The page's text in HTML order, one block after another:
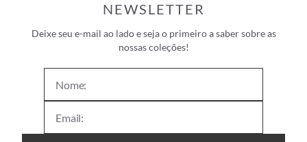
NEWSLETTER
Deixe seu e-mail ao lado e seja o primeiro a saber sobre as
nossas coleções!